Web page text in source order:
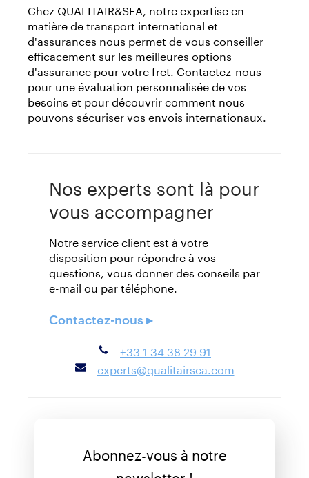
Chez QUALITAIR&SEA, notre expertise en
matière de transport international et
d'assurances nous permet de vous conseiller
efficacement sur les meilleures options
d'assurance pour votre fret. Contactez-nous
pour une évaluation personnalisée de vos
besoins et pour découvrir comment nous
pouvons sécuriser vos envois internationaux.
Nos experts sont là pour
vous accompagner
Notre service client est à votre
disposition pour répondre à vos
questions, vous donner des conseils par
e-mail ou par téléphone.
Contactez-nous ▸
+33 1 34 38 29 91
experts@qualitairsea.com
Abonnez-vous à notre